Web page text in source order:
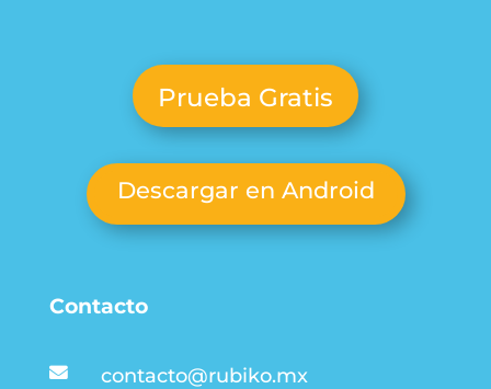
Prueba Gratis
Descargar en Android
Contacto
 contacto@rubiko.mx